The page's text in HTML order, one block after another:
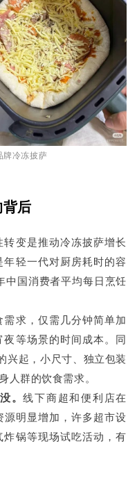
牌冷冻披萨
后
变是推动冷冻披萨增长
轻一代对厨房耗时的容
国消费者平均每日烹饪
求，仅需几分钟简单加
等场景的时间成本。同
兴起，小尺寸、独立包装
人群的饮食需求。
。线下商超和便利店在
明显增加，许多超市设
锅等现场试吃活动，有